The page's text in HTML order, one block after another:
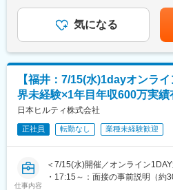
成されています。※直行直帰型で
ムで製品情報や成功事例の共有
ームでのコミュニケーションは
変更の範囲：会社の定める業務
・提案商材：建設用留付工程に
機、ドリル、切削、留付製品等
／工具管理システム等
・働き方：直行直帰型／社用車支
■当社の強み：
・製品開発への多額の投資：
売り上げの6％を研究開発に投資
製品をリリースしています。ま
も入っており、製品力が高い点が
■明確な評価制度／キャリアアップ
そのほか多様なキャリアパスを用
■充実したインセンティブ制度：
能です。■昇給有り■四半期営業
センティブ保証制度あり■モデル
／4年目・800万円／営業課長／4
額であり、選考を通じて上下す
固定手当を含めた表記です。
気になる
【福井：7/15(水)1dayオンラ
界未経験×1年目年収600万実績
日本ヒルティ株式会社
正社員 転勤なし 業種未経験歓迎
仕事内容
＜7/15(水)開催／オンライン
・17:15～：面接の事前説明（約